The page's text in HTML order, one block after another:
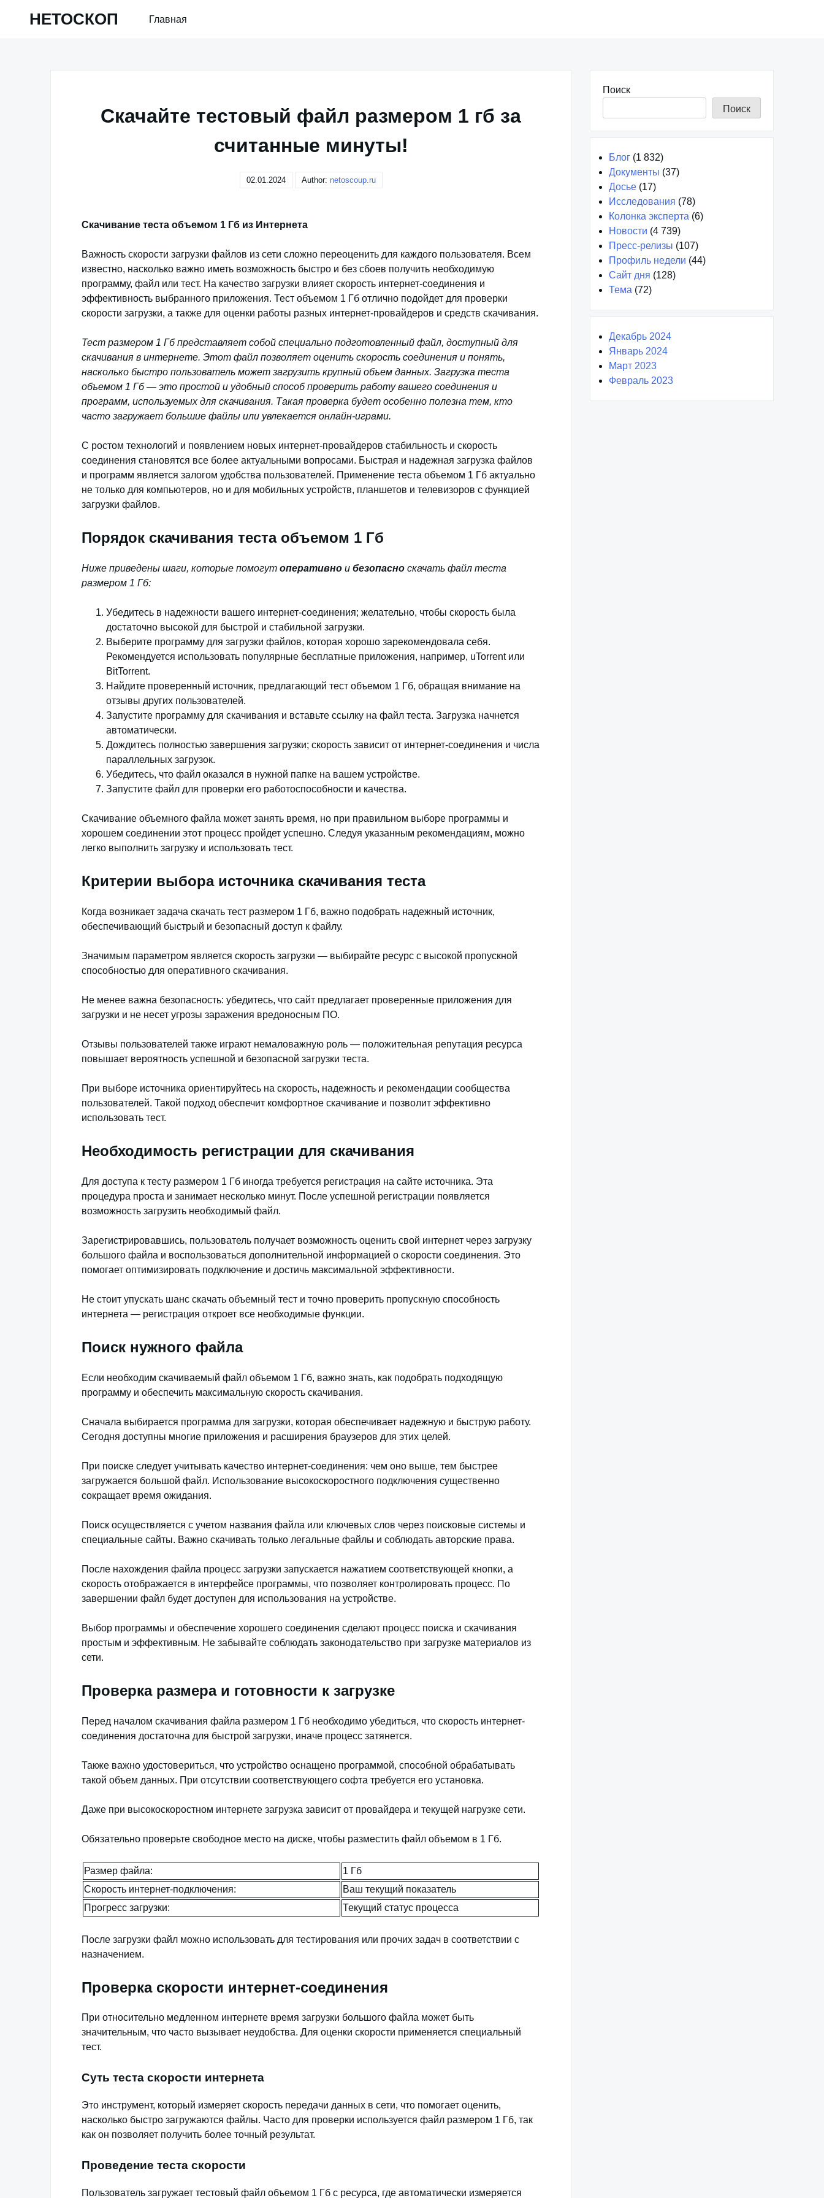
НЕТОСКОП Главная
Скачайте тестовый файл размером 1 гб за
считанные минуты!
02.01.2024 Author: netoscoup.ru
Скачивание теста объемом 1 Гб из Интернета
Важность скорости загрузки файлов из сети сложно переоценить для каждого пользователя. Всем
известно, насколько важно иметь возможность быстро и без сбоев получить необходимую
программу, файл или тест. На качество загрузки влияет скорость интернет-соединения и
эффективность выбранного приложения. Тест объемом 1 Гб отлично подойдет для проверки
скорости загрузки, а также для оценки работы разных интернет-провайдеров и средств скачивания.
Тест размером 1 Гб представляет собой специально подготовленный файл, доступный для
скачивания в интернете. Этот файл позволяет оценить скорость соединения и понять,
насколько быстро пользователь может загрузить крупный объем данных. Загрузка теста
объемом 1 Гб — это простой и удобный способ проверить работу вашего соединения и
программ, используемых для скачивания. Такая проверка будет особенно полезна тем, кто
часто загружает большие файлы или увлекается онлайн-играми.
С ростом технологий и появлением новых интернет-провайдеров стабильность и скорость
соединения становятся все более актуальными вопросами. Быстрая и надежная загрузка файлов
и программ является залогом удобства пользователей. Применение теста объемом 1 Гб актуально
не только для компьютеров, но и для мобильных устройств, планшетов и телевизоров с функцией
загрузки файлов.
Порядок скачивания теста объемом 1 Гб
Ниже приведены шаги, которые помогут оперативно и безопасно скачать файл теста
размером 1 Гб:
Убедитесь в надежности вашего интернет-соединения; желательно, чтобы скорость была
достаточно высокой для быстрой и стабильной загрузки.
Выберите программу для загрузки файлов, которая хорошо зарекомендовала себя.
Рекомендуется использовать популярные бесплатные приложения, например, uTorrent или
BitTorrent.
Найдите проверенный источник, предлагающий тест объемом 1 Гб, обращая внимание на
отзывы других пользователей.
Запустите программу для скачивания и вставьте ссылку на файл теста. Загрузка начнется
автоматически.
Дождитесь полностью завершения загрузки; скорость зависит от интернет-соединения и числа
параллельных загрузок.
Убедитесь, что файл оказался в нужной папке на вашем устройстве.
Запустите файл для проверки его работоспособности и качества.
Скачивание объемного файла может занять время, но при правильном выборе программы и
хорошем соединении этот процесс пройдет успешно. Следуя указанным рекомендациям, можно
легко выполнить загрузку и использовать тест.
Критерии выбора источника скачивания теста
Когда возникает задача скачать тест размером 1 Гб, важно подобрать надежный источник,
обеспечивающий быстрый и безопасный доступ к файлу.
Значимым параметром является скорость загрузки — выбирайте ресурс с высокой пропускной
способностью для оперативного скачивания.
Не менее важна безопасность: убедитесь, что сайт предлагает проверенные приложения для
загрузки и не несет угрозы заражения вредоносным ПО.
Отзывы пользователей также играют немаловажную роль — положительная репутация ресурса
повышает вероятность успешной и безопасной загрузки теста.
При выборе источника ориентируйтесь на скорость, надежность и рекомендации сообщества
пользователей. Такой подход обеспечит комфортное скачивание и позволит эффективно
использовать тест.
Необходимость регистрации для скачивания
Для доступа к тесту размером 1 Гб иногда требуется регистрация на сайте источника. Эта
процедура проста и занимает несколько минут. После успешной регистрации появляется
возможность загрузить необходимый файл.
Зарегистрировавшись, пользователь получает возможность оценить свой интернет через загрузку
большого файла и воспользоваться дополнительной информацией о скорости соединения. Это
помогает оптимизировать подключение и достичь максимальной эффективности.
Не стоит упускать шанс скачать объемный тест и точно проверить пропускную способность
интернета — регистрация откроет все необходимые функции.
Поиск нужного файла
Если необходим скачиваемый файл объемом 1 Гб, важно знать, как подобрать подходящую
программу и обеспечить максимальную скорость скачивания.
Сначала выбирается программа для загрузки, которая обеспечивает надежную и быструю работу.
Сегодня доступны многие приложения и расширения браузеров для этих целей.
При поиске следует учитывать качество интернет-соединения: чем оно выше, тем быстрее
загружается большой файл. Использование высокоскоростного подключения существенно
сокращает время ожидания.
Поиск осуществляется с учетом названия файла или ключевых слов через поисковые системы и
специальные сайты. Важно скачивать только легальные файлы и соблюдать авторские права.
После нахождения файла процесс загрузки запускается нажатием соответствующей кнопки, а
скорость отображается в интерфейсе программы, что позволяет контролировать процесс. По
завершении файл будет доступен для использования на устройстве.
Выбор программы и обеспечение хорошего соединения сделают процесс поиска и скачивания
простым и эффективным. Не забывайте соблюдать законодательство при загрузке материалов из
сети.
Проверка размера и готовности к загрузке
Перед началом скачивания файла размером 1 Гб необходимо убедиться, что скорость интернет-
соединения достаточна для быстрой загрузки, иначе процесс затянется.
Также важно удостовериться, что устройство оснащено программой, способной обрабатывать
такой объем данных. При отсутствии соответствующего софта требуется его установка.
Даже при высокоскоростном интернете загрузка зависит от провайдера и текущей нагрузке сети.
Обязательно проверьте свободное место на диске, чтобы разместить файл объемом в 1 Гб.
Размер файла:
1 Гб
Скорость интернет-подключения:
Ваш текущий показатель
Прогресс загрузки:
Текущий статус процесса
После загрузки файл можно использовать для тестирования или прочих задач в соответствии с
назначением.
Проверка скорости интернет-соединения
При относительно медленном интернете время загрузки большого файла может быть
значительным, что часто вызывает неудобства. Для оценки скорости применяется специальный
тест.
Суть теста скорости интернета
Это инструмент, который измеряет скорость передачи данных в сети, что помогает оценить,
насколько быстро загружаются файлы. Часто для проверки используется файл размером 1 Гб, так
как он позволяет получить более точный результат.
Проведение теста скорости
Пользователь загружает тестовый файл объемом 1 Гб с ресурса, где автоматически измеряется
Поиск
Поиск
Блог (1 832)
Документы (37)
Досье (17)
Исследования (78)
Колонка эксперта (6)
Новости (4 739)
Пресс-релизы (107)
Профиль недели (44)
Сайт дня (128)
Тема (72)
Декабрь 2024
Январь 2024
Март 2023
Февраль 2023